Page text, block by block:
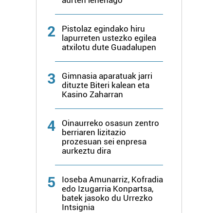
2
Pistolaz egindako hiru
lapurreten ustezko egilea
atxilotu dute Guadalupen
3
Gimnasia aparatuak jarri
dituzte Biteri kalean eta
Kasino Zaharran
4
Oinaurreko osasun zentro
berriaren lizitazio
prozesuan sei enpresa
aurkeztu dira
5
Ioseba Amunarriz, Kofradia
edo Izugarria Konpartsa,
batek jasoko du Urrezko
Intsignia